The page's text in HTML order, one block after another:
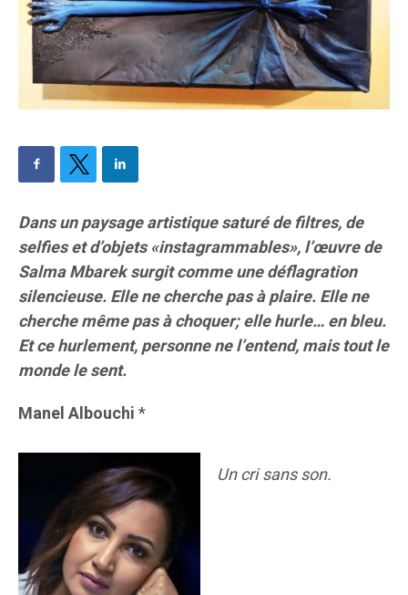
Dans un paysage artistique saturé de filtres, de
selfies et d’objets «instagrammables», l’œuvre de
Salma Mbarek surgit comme une déflagration
silencieuse. Elle ne cherche pas à plaire. Elle ne
cherche même pas à choquer; elle hurle… en bleu.
Et ce hurlement, personne ne l’entend, mais tout le
monde le sent.
Manel Albouchi*
Un cri sans son.